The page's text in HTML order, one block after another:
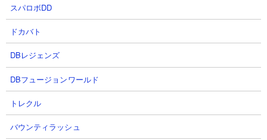
スパロボDD
ドカバト
DBレジェンズ
DBフュージョンワールド
トレクル
バウンティラッシュ